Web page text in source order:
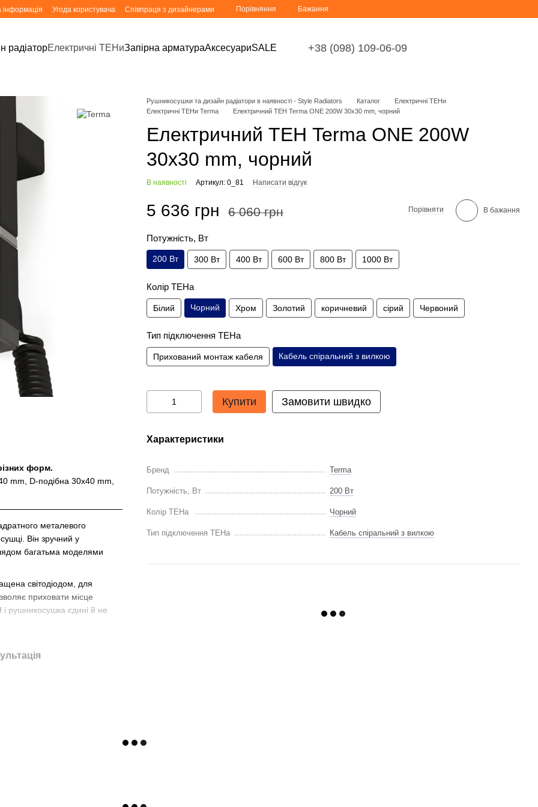
інформація Угода користувача Співпраця з дизайнерами Порівняння Бажання
радіаторЕлектричні ТЕНиЗапірна арматураАксесуариSALE +38 (098) 109-06-09
форм.
mm, D-подібна 30x40 mm,
металевого
Він зручний у
багатьма моделями
світодіодом, для
приховати місце
рушникосушка єдині й не
Рушникосушки та дизайн радіатори в наявності - Style Radiators Каталог
Електричні ТЕНи
Електричні ТЕНи Terma
Електричний ТЕН Terma ONE 200W 30x30 mm, чорний
Електричний ТЕН Terma ONE 200W
30x30 mm, чорний
В наявності Артикул: 0_81 Написати відгук
5 636 грн 6 060 грн Порівняти В бажання
Потужність, Вт
200 Вт 300 Вт 400 Вт 600 Вт 800 Вт 1000 Вт
Колір ТЕНа
Білий Чорний Хром Золотий коричневий сірий Червоний
Тип підключення ТЕНа
Прихований монтаж кабеля Кабель спіральний з вилкою
Купити Замовити швидко
Характеристики
Бренд Terma
Потужність, Вт 200 Вт
Колір ТЕНа Чорний
Тип підключення ТЕНа Кабель спіральний з вилкою